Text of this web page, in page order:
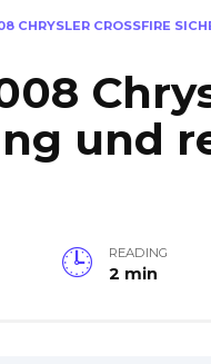
CHRYSLER CROSSFIRE
und
READING
2 min